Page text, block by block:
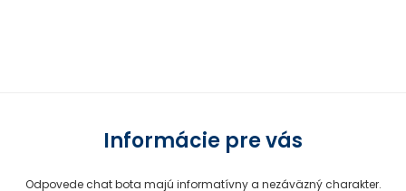
Informácie pre vás
Odpovede chat bota majú informatívny a nezáväzný charakter.